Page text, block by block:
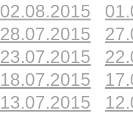
02.08.2015
28.07.2015
23.07.2015
18.07.2015
13.07.2015